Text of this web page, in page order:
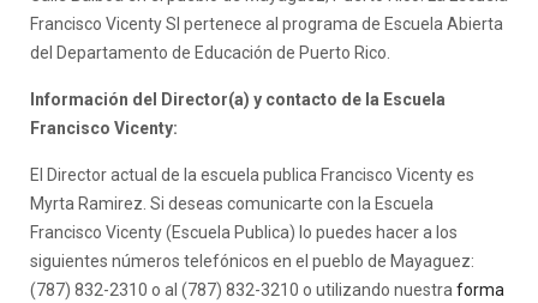
Francisco Vicenty SI pertenece al programa de Escuela Abierta
del Departamento de Educación de Puerto Rico.
Información del Director(a) y contacto de la Escuela
Francisco Vicenty:
El Director actual de la escuela publica Francisco Vicenty es
Myrta Ramirez. Si deseas comunicarte con la Escuela
Francisco Vicenty (Escuela Publica) lo puedes hacer a los
siguientes números telefónicos en el pueblo de Mayaguez:
(787) 832-2310 o al (787) 832-3210 o utilizando nuestra forma